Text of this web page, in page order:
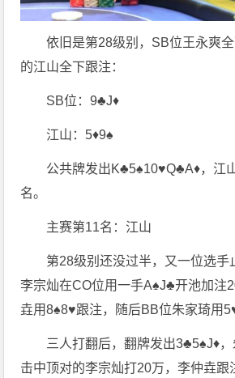
依旧是第28级别，SB位王永爽
的江山全下跟注：
SB位：9♣️J♦️
江山：5♦️9♠️
公共牌发出K♣️5♠️10♥️Q♣️A♦️，江
名。
主赛第11名：江山
第28级别还没过半，又一位选
李宗灿在CO位用一手A♠️J♣️开池加注
垚用8♠️8♥️跟注，随后BB位朱家琦用
三人打翻后，翻牌发出3♣️5♠️J♦️，
击中顶对的李宗灿打20万，李仲垚跟